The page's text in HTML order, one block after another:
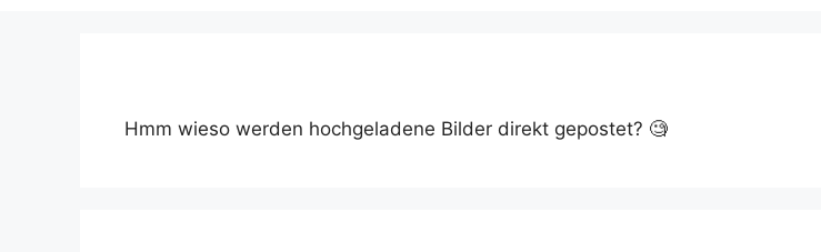
Hmm wieso werden hochgeladene Bilder direkt gepostet? 🧐